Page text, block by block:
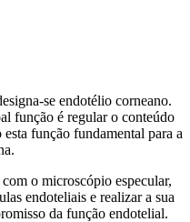
se endotélio corneano.
função é regular o conteúdo
função fundamental para a
o microscópio especular,
endoteliais e realizar a sua
da função endotelial.